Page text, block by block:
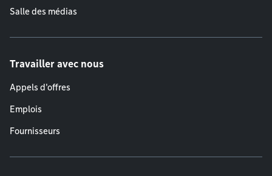
Salle des médias
Travailler avec nous
Appels d'offres
Emplois
Fournisseurs